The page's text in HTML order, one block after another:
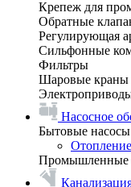
Крепеж для
Обратные
Регулирующая
Сильфонные
Фильтры
Шаровые краны
Насосное
Бытовые насосы
Промышленные